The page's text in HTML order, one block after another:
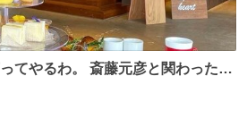
てやるわ。 斎藤元彦と関わった事
キラ輝けないんよ、残念ながら。